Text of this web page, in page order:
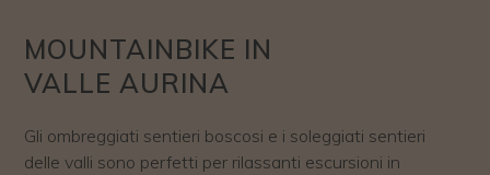
MOUNTAINBIKE IN
VALLE AURINA
Gli ombreggiati sentieri boscosi e i soleggiati sentieri
delle valli sono perfetti per rilassanti escursioni in